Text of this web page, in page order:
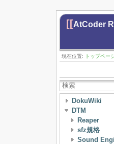
[[AtCoder
現在位置: トップペー
DokuWiki
DTM
Reaper
sfz規格
Sound